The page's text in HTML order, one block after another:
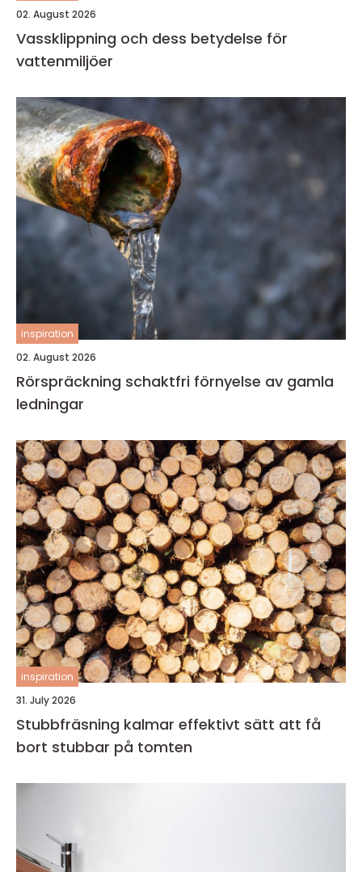
02. August 2026
Vassklippning och dess betydelse för
vattenmiljöer
inspiration
02. August 2026
Rörspräckning schaktfri förnyelse av gamla
ledningar
inspiration
31. July 2026
Stubbfräsning kalmar effektivt sätt att få
bort stubbar på tomten